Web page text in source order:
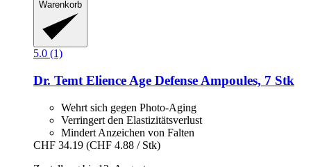
Warenkorb
5.0 (1)
Dr. Temt Elience Age Defense Ampoules, 7 Stk
Wehrt sich gegen Photo-Aging
Verringert den Elastizitätsverlust
Mindert Anzeichen von Falten
CHF 34.19 (CHF 4.88 / Stk)